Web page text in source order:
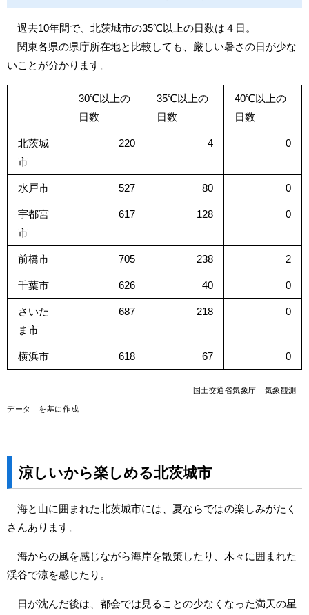
過去10年間で、北茨城市の35℃以上の日数は４日。
関東各県の県庁所在地と比較しても、厳しい暑さの日が少な
いことが分かります。
30℃以上の
日数
35℃以上の
日数
40℃以上の
日数
北茨城
市
220 4 0
水戸市 527 80 0
宇都宮
市
617 128 0
前橋市 705 238 2
千葉市 626 40 0
さいた
ま市
687 218 0
横浜市 618 67 0
国土交通省気象庁「気象観測
データ」を基に作成
涼しいから楽しめる北茨城市
海と山に囲まれた北茨城市には、夏ならではの楽しみがたく
さんあります。
海からの風を感じながら海岸を散策したり、木々に囲まれた
渓谷で涼を感じたり。
日が沈んだ後は、都会では見ることの少なくなった満天の星